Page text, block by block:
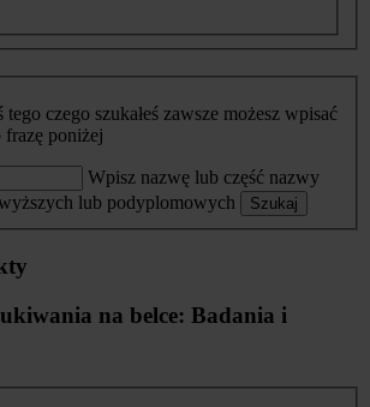
tego czego szukałeś zawsze możesz wpisać
frazę poniżej
Wpisz nazwę lub część nazwy
lub podyplomowych
Szukaj
na belce: Badania i